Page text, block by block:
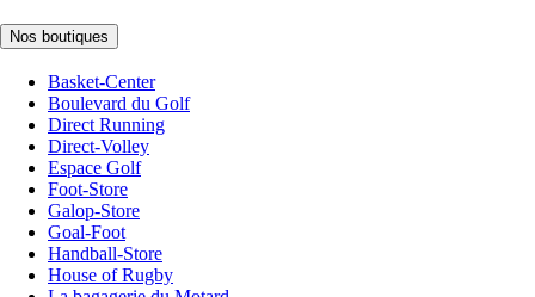
Nos boutiques
Basket-Center
Boulevard du Golf
Direct Running
Direct-Volley
Espace Golf
Foot-Store
Galop-Store
Goal-Foot
Handball-Store
House of Rugby